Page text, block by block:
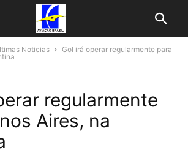
Noticias
Gol irá operar regularmente para
regularmente
Aires, na